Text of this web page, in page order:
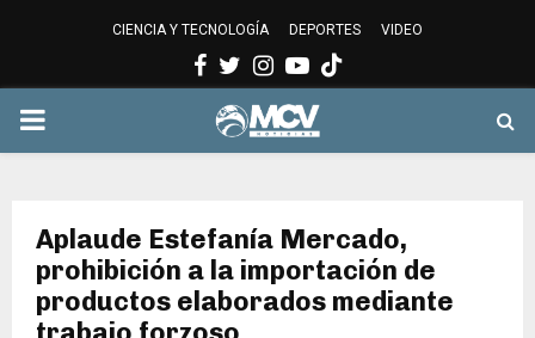
CIENCIA Y TECNOLOGÍA DEPORTES VIDEO
Facebook
Twitter
Instagram
Youtube
PRIMARY
Aplaude Estefanía Mercado,
prohibición a la importación de
productos elaborados mediante